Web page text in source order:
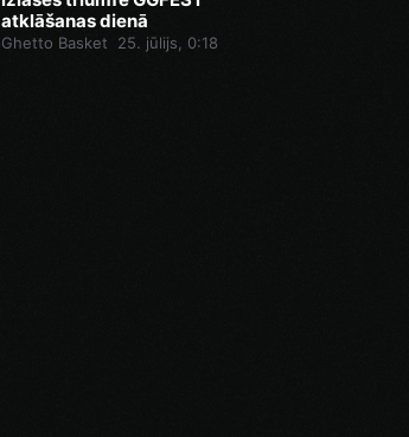
atklāšanas dienā
Ghetto Basket 25. jūlijs, 0:18